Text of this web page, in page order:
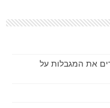
את המגבלות על